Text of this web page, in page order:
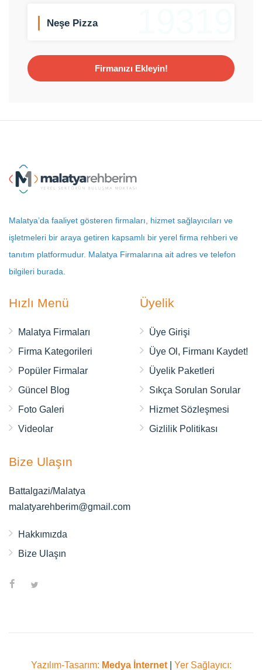
Neşe Pizza
Firmanızı Ekleyin!
Malatya’da faaliyet gösteren firmaları, hizmet sağlayıcıları ve
işletmeleri bir araya getiren kapsamlı bir yerel firma rehberi ve
tanıtım platformudur. Malatya Firmalarına ait adres ve telefon
bilgileri burada.
Hızlı Menü
Malatya Firmaları
Firma Kategorileri
Popüler Firmalar
Güncel Blog
Foto Galeri
Videolar
Üyelik
Üye Girişi
Üye Ol, Firmanı Kaydet!
Üyelik Paketleri
Sıkça Sorulan Sorular
Hizmet Sözleşmesi
Gizlilik Politikası
Bize Ulaşın
Battalgazi/Malatya
malatyarehberim@gmail.com
Hakkımızda
Bize Ulaşın
Yazılım-Tasarım: Medya İnternet| Yer Sağlayıcı: